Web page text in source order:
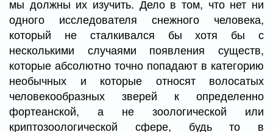
мы должны их изучить. Дело в том, что нет ни
одного исследователя снежного человека,
который не сталкивался бы хотя бы с
несколькими случаями появления существ,
которые абсолютно точно попадают в категорию
необычных и которые относят волосатых
человекообразных зверей к определенно
фортеанской, а не зоологической или
криптозоологической сфере, будь то в